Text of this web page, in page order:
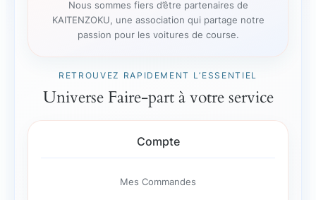
Nous sommes fiers d’être partenaires de
KAITENZOKU, une association qui partage notre
passion pour les voitures de course.
RETROUVEZ RAPIDEMENT L’ESSENTIEL
Universe Faire-part à votre service
Compte
Mes Commandes